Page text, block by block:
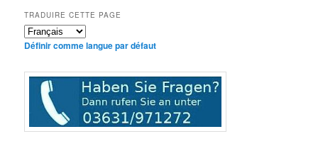
TRADUIRE CETTE PAGE
Définir comme langue par défaut